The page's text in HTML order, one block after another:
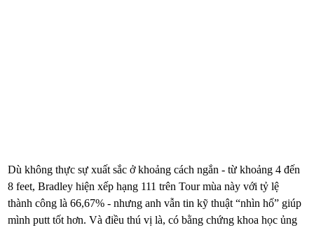
Dù không thực sự xuất sắc ở khoảng cách ngắn - từ khoảng 4 đến
8 feet, Bradley hiện xếp hạng 111 trên Tour mùa này với tỷ lệ
thành công là 66,67% - nhưng anh vẫn tin kỹ thuật “nhìn hố” giúp
mình putt tốt hơn. Và điều thú vị là, có bằng chứng khoa học ủng